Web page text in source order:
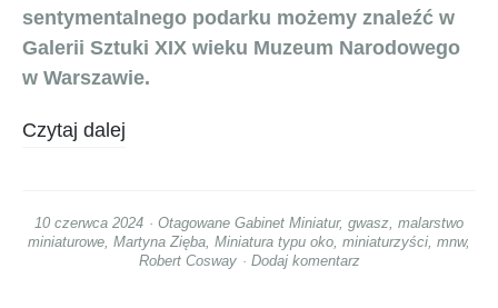
sentymentalnego podarku możemy znaleźć w
Galerii Sztuki XIX wieku Muzeum Narodowego
w Warszawie.
Czytaj dalej
10 czerwca 2024 Otagowane Gabinet Miniatur, gwasz malarstwo
miniaturowe Martyna Zięba Miniatura typu oko miniaturzyści mnw,
Robert Cosway
Dodaj komentarz